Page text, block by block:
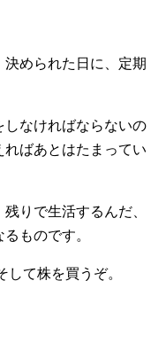
められた日に、定期
なければならないの
ばあとはたまってい
りで生活するんだ、
ものです。
て株を買うぞ。